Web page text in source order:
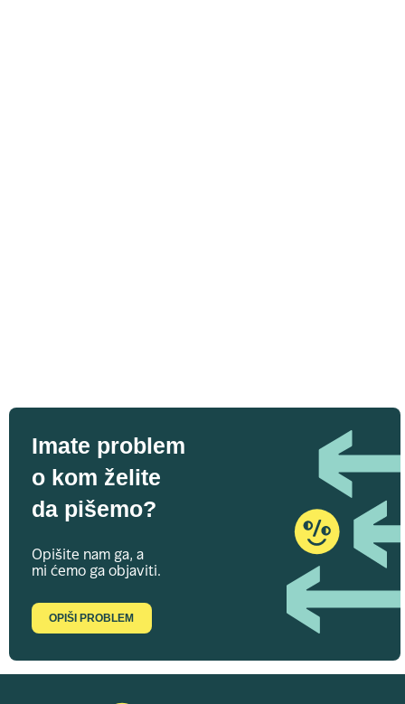
Imate problem
o kom želite
da pišemo?
Opišite nam ga, a
mi ćemo ga objaviti.
OPIŠI PROBLEM